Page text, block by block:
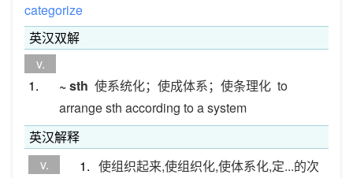
categorize
英汉双解
v.
1.
~ sth 使系统化；使成体系；使条理化 to
arrange sth according to a system
英汉解释
v.
1. 使组织起来,使组织化,使体系化,定...的次